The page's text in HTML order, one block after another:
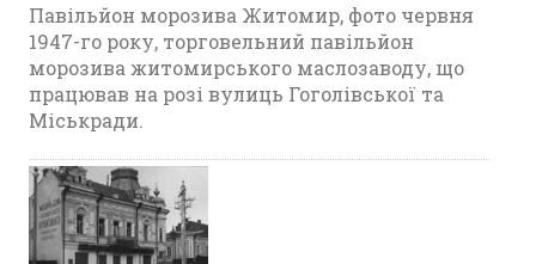
Павільйон морозива Житомир, фото червня
1947-го року, торговельний павільйон
морозива житомирського маслозаводу, що
працював на розі вулиць Гоголівської та
Міськради.